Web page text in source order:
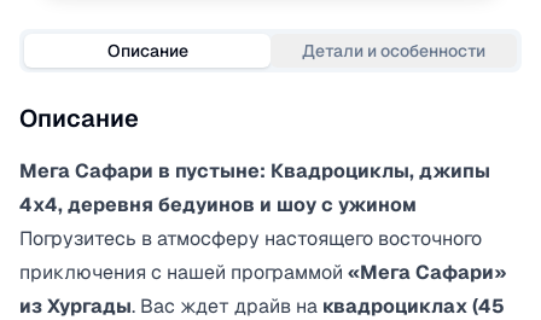
Описание Детали и особенности
Описание
Мега Сафари в пустыне: Квадроциклы, джипы
4x4, деревня бедуинов и шоу с ужином
Погрузитесь в атмосферу настоящего восточного
приключения с нашей программой «Мега Сафари»
из Хургады. Вас ждет драйв на квадроциклах (45